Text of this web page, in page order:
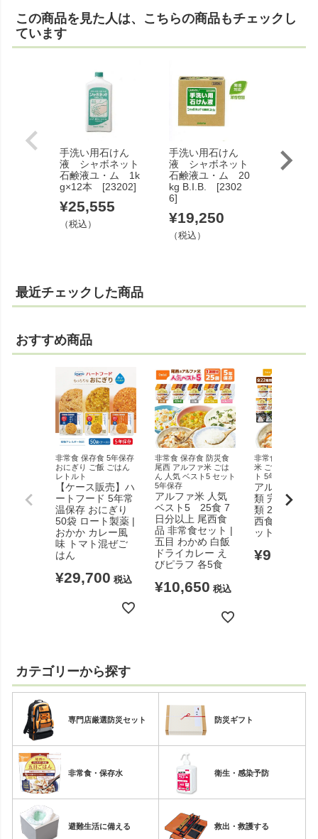
この商品を見た人は、こちらの商品もチェックし
ています
手洗い用石けん
液 シャボネット
石鹸液ユ・ム 1k
g×12本 [23202]
¥25,555
（税込）
手洗い用石けん
液 シャボネット
石鹸液ユ・ム 20
kg B.I.B. [2302
6]
¥19,250
（税込）
手洗い
液 シ
最近チェックした商品
おすすめ商品
非常食 保存食 5年保存
おにぎり ご飯 ごはん
レトルト
【ケース販売】ハ
ートフード 5年常
温保存 おにぎり
50袋 ロート製薬 |
おかか カレー風
味 トマト混ぜご
はん
¥29,700 税込
非常食 保存食 防災食
尾西 アルファ米 ごは
ん 人気 ベスト5 セット
5年保存
アルファ米 人気
ベスト5 25食 7
日分以上 尾西食
品 非常食セット |
五目 わかめ 白飯
ドライカレー え
びピラフ 各5食
¥10,650 税込
非常食 尾西 アル
米 ごはん 1週間
ト 5年保存
アルファ米
類 完全制覇
類 22食 7日
西食品 非常
ット
¥9,450
カテゴリーから探す
専門店厳選防災セット 防災ギフト
非常食・保存水 衛生・感染予防
避難生活に備える 救出・救護する